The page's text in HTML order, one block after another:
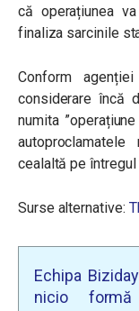
că operațiunea
finaliza sarcinile
Conform
considerare încă
numita
cealaltă pe
Surse alternative:
Echipa
nicio